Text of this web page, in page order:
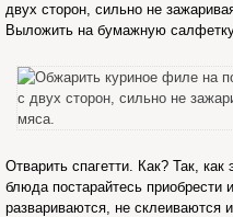
двух сторон, сильно не
Выложить на бумажную
Отварить спагетти. Как? Так, как
блюда постарайтесь приобрести
развариваются, не склеиваются